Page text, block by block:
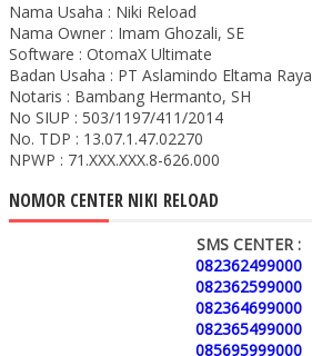
Nama Usaha : Niki Reload
Nama Owner : Imam Ghozali, SE
Software : OtomaX Ultimate
Badan Usaha : PT Aslamindo Eltama Raya
Notaris : Bambang Hermanto, SH
No SIUP : 503/1197/411/2014
No. TDP : 13.07.1.47.02270
NPWP : 71.XXX.XXX.8-626.000
NOMOR CENTER NIKI RELOAD
SMS CENTER :
082362499000
082362599000
082364699000
082365499000
085695999000